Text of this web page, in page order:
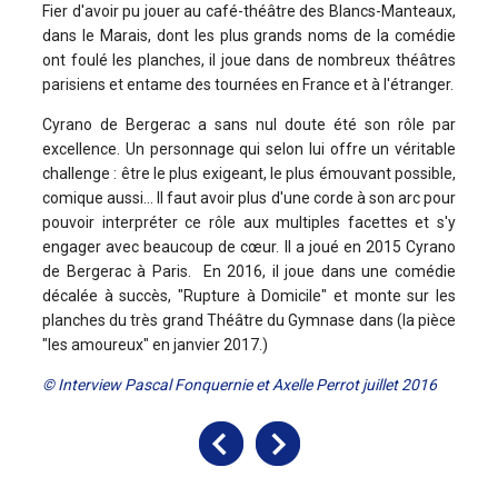
Fier d'avoir pu jouer au café-théâtre des Blancs-Manteaux,
dans le Marais, dont les plus grands noms de la comédie
ont foulé les planches, il joue dans de nombreux théâtres
parisiens et entame des tournées en France et à l'étranger.
Cyrano de Bergerac a sans nul doute été son rôle par
excellence. Un personnage qui selon lui offre un véritable
challenge : être le plus exigeant, le plus émouvant possible,
comique aussi... Il faut avoir plus d'une corde à son arc pour
pouvoir interpréter ce rôle aux multiples facettes et s'y
engager avec beaucoup de cœur. Il a joué en 2015 Cyrano
de Bergerac à Paris. En 2016, il joue dans une comédie
décalée à succès, "Rupture à Domicile" et monte sur les
planches du très grand Théâtre du Gymnase dans (la pièce
"les amoureux" en janvier 2017.)
© Interview Pascal Fonquernie et Axelle Perrot juillet 2016